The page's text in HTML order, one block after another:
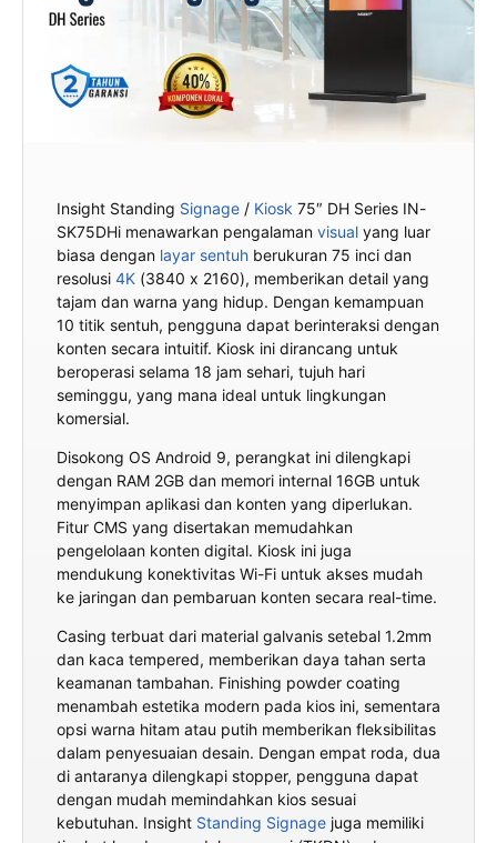
Insight Standing Signage / Kiosk 75″ DH Series IN-
SK75DHi menawarkan pengalaman visual yang luar
biasa dengan layar sentuh berukuran 75 inci dan
resolusi 4K (3840 x 2160), memberikan detail yang
tajam dan warna yang hidup. Dengan kemampuan
10 titik sentuh, pengguna dapat berinteraksi dengan
konten secara intuitif. Kiosk ini dirancang untuk
beroperasi selama 18 jam sehari, tujuh hari
seminggu, yang mana ideal untuk lingkungan
komersial.
Disokong OS Android 9, perangkat ini dilengkapi
dengan RAM 2GB dan memori internal 16GB untuk
menyimpan aplikasi dan konten yang diperlukan.
Fitur CMS yang disertakan memudahkan
pengelolaan konten digital. Kiosk ini juga
mendukung konektivitas Wi-Fi untuk akses mudah
ke jaringan dan pembaruan konten secara real-time.
Casing terbuat dari material galvanis setebal 1.2mm
dan kaca tempered, memberikan daya tahan serta
keamanan tambahan. Finishing powder coating
menambah estetika modern pada kios ini, sementara
opsi warna hitam atau putih memberikan fleksibilitas
dalam penyesuaian desain. Dengan empat roda, dua
di antaranya dilengkapi stopper, pengguna dapat
dengan mudah memindahkan kios sesuai
kebutuhan. Insight Standing Signage juga memiliki